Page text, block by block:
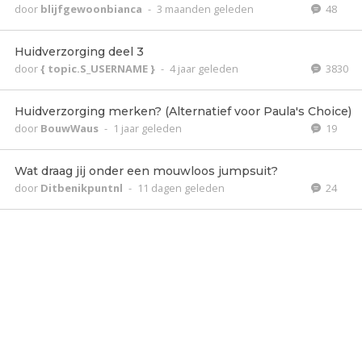
door blijfgewoonbianca - 3 maanden geleden 48
Huidverzorging deel 3
door{ topic.S_USERNAME } - 4 jaar geleden 3830
Huidverzorging merken? (Alternatief voor Paula's Choice)
door BouwWaus - 1 jaar geleden 19
Wat draag jij onder een mouwloos jumpsuit?
door Ditbenikpuntnl - 11 dagen geleden 24